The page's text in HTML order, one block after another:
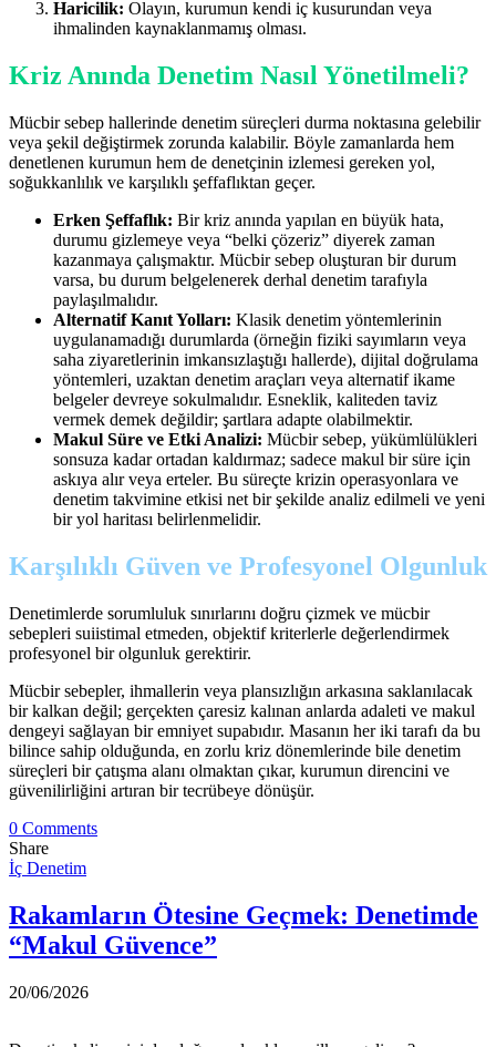
Haricilik: Olayın, kurumun kendi iç kusurundan veya
ihmalinden kaynaklanmamış olması.
Kriz Anında Denetim Nasıl Yönetilmeli?
Mücbir sebep hallerinde denetim süreçleri durma noktasına gelebilir
veya şekil değiştirmek zorunda kalabilir. Böyle zamanlarda hem
denetlenen kurumun hem de denetçinin izlemesi gereken yol,
soğukkanlılık ve karşılıklı şeffaflıktan geçer.
Erken Şeffaflık: Bir kriz anında yapılan en büyük hata,
durumu gizlemeye veya “belki çözeriz” diyerek zaman
kazanmaya çalışmaktır. Mücbir sebep oluşturan bir durum
varsa, bu durum belgelenerek derhal denetim tarafıyla
paylaşılmalıdır.
Alternatif Kanıt Yolları: Klasik denetim yöntemlerinin
uygulanamadığı durumlarda (örneğin fiziki sayımların veya
saha ziyaretlerinin imkansızlaştığı hallerde), dijital doğrulama
yöntemleri, uzaktan denetim araçları veya alternatif ikame
belgeler devreye sokulmalıdır. Esneklik, kaliteden taviz
vermek demek değildir; şartlara adapte olabilmektir.
Makul Süre ve Etki Analizi: Mücbir sebep, yükümlülükleri
sonsuza kadar ortadan kaldırmaz; sadece makul bir süre için
askıya alır veya erteler. Bu süreçte krizin operasyonlara ve
denetim takvimine etkisi net bir şekilde analiz edilmeli ve yeni
bir yol haritası belirlenmelidir.
Karşılıklı Güven ve Profesyonel Olgunluk
Denetimlerde sorumluluk sınırlarını doğru çizmek ve mücbir
sebepleri suiistimal etmeden, objektif kriterlerle değerlendirmek
profesyonel bir olgunluk gerektirir.
Mücbir sebepler, ihmallerin veya plansızlığın arkasına saklanılacak
bir kalkan değil; gerçekten çaresiz kalınan anlarda adaleti ve makul
dengeyi sağlayan bir emniyet supabıdır. Masanın her iki tarafı da bu
bilince sahip olduğunda, en zorlu kriz dönemlerinde bile denetim
süreçleri bir çatışma alanı olmaktan çıkar, kurumun direncini ve
güvenilirliğini artıran bir tecrübeye dönüşür.
0 Comments
Share
İç Denetim
Rakamların Ötesine Geçmek: Denetimde
“Makul Güvence”
20/06/2026